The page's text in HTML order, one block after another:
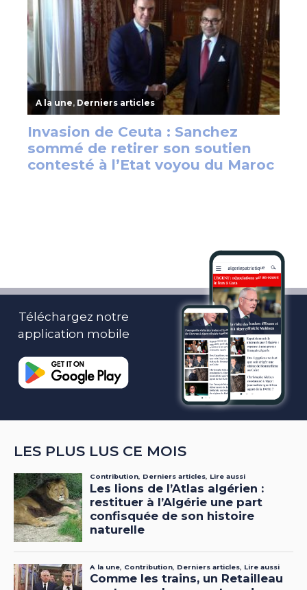
Téléchargez notre
application mobile
LES PLUS LUS CE MOIS